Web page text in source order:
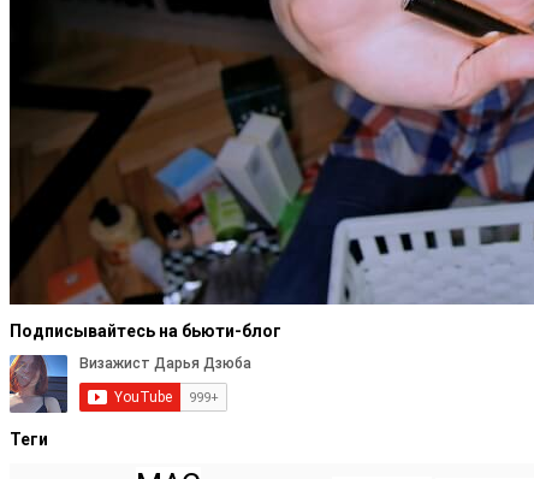
Подписывайтесь на бьюти-блог
Теги